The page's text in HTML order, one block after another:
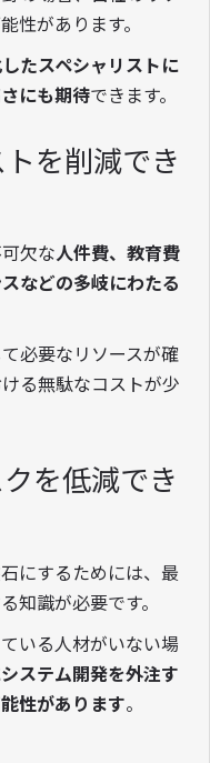
性があります。
たスペシャリストに
にも期待できます。
を削減でき
欠な人件費、教育費
などの多岐にわたる
必要なリソースが確
る無駄なコストが少
を低減でき
にするためには、最
知識が必要です。
いる人材がいない場
ステム開発を外注す
性があります。